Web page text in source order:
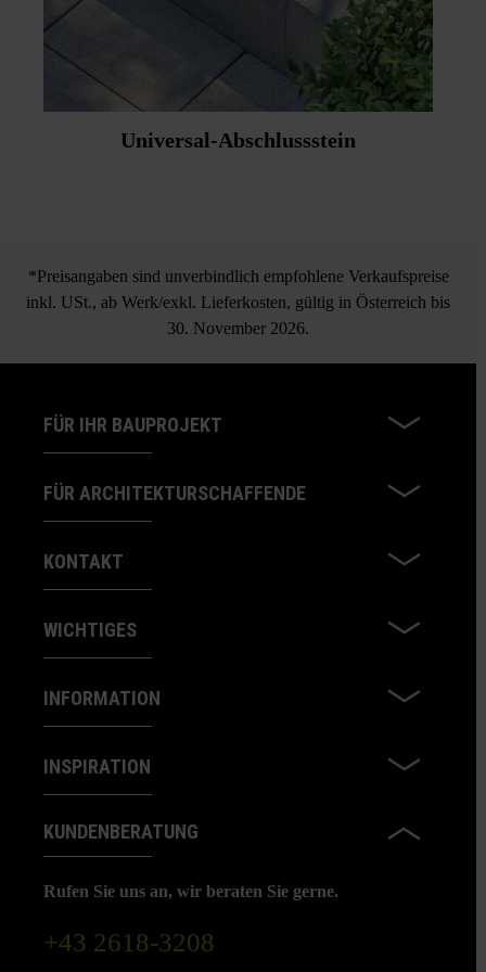
Universal-Abschlussstein
*Preisangaben sind unverbindlich empfohlene Verkaufspreise
inkl. USt., ab Werk/exkl. Lieferkosten, gültig in Österreich bis
30. November 2026.
FÜR IHR BAUPROJEKT
FÜR ARCHITEKTURSCHAFFENDE
KONTAKT
WICHTIGES
INFORMATION
INSPIRATION
KUNDENBERATUNG
Rufen Sie uns an, wir beraten Sie gerne.
+43 2618-3208